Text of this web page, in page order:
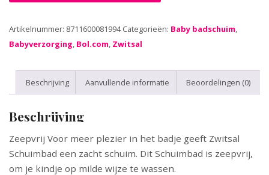
Artikelnummer: 8711600081994Categorieën: Baby badschuim,
Babyverzorging, Bol.com, Zwitsal
Beschrijving Aanvullende informatie Beoordelingen (0)
Beschrijving
Zeepvrij Voor meer plezier in het badje geeft Zwitsal
Schuimbad een zacht schuim. Dit Schuimbad is zeepvrij,
om je kindje op milde wijze te wassen.